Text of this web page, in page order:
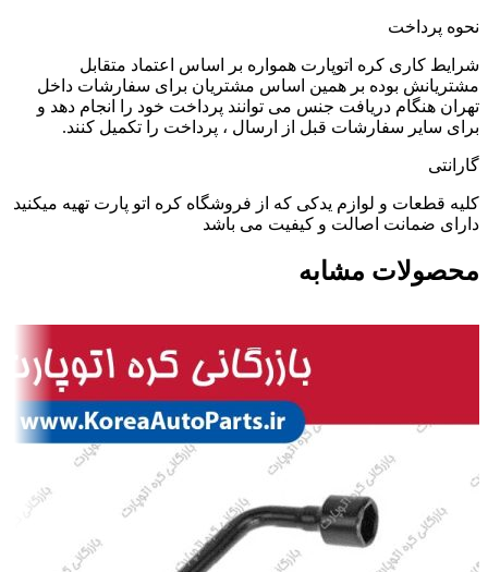
نحوه پرداخت
شرایط کاری کره اتوپارت همواره بر اساس اعتماد متقابل
مشتریانش بوده بر همین اساس مشتریان برای سفارشات داخل
تهران هنگام دریافت جنس می توانند پرداخت خود را انجام دهد و
برای سایر سفارشات قبل از ارسال ، پرداخت را تکمیل کنند.
گارانتی
کلیه قطعات و لوازم یدکی که از فروشگاه کره اتو پارت تهیه میکنید
دارای ضمانت اصالت و کیفیت می باشد
محصولات مشابه